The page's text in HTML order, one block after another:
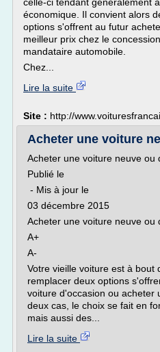
économique. Il convient alors
options s'offrent au futur
meilleur prix chez le
mandataire automobile.
Chez...
Lire la suite
Site : http://
Acheter une voiture
Acheter une voiture neuve ou
Publié le
- Mis à jour le
03 décembre 2015
Acheter une voiture neuve ou
A+
A-
Votre vieille voiture est à bout
remplacer deux options
voiture d'occasion ou acheter
deux cas, le choix se fait en
mais aussi des...
Lire la suite